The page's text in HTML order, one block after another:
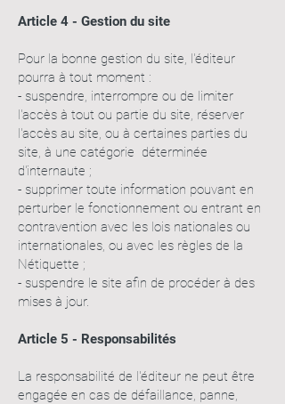
Article 4 - Gestion du site
Pour la bonne gestion du site, l'éditeur
pourra à tout moment :
- suspendre, interrompre ou de limiter
l'accès à tout ou partie du site, réserver
l'accès au site, ou à certaines parties du
site, à une catégorie déterminée
d'internaute ;
- supprimer toute information pouvant en
perturber le fonctionnement ou entrant en
contravention avec les lois nationales ou
internationales, ou avec les règles de la
Nétiquette ;
- suspendre le site afin de procéder à des
mises à jour.
Article 5 - Responsabilités
La responsabilité de l'éditeur ne peut être
engagée en cas de défaillance, panne,